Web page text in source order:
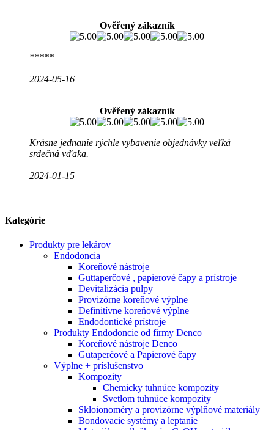
Ověřený zákazník
*****
2024-05-16
Ověřený zákazník
Krásne jednanie rýchle vybavenie objednávky veľká
srdečná vďaka.
2024-01-15
Kategórie
Produkty pre lekárov
Endodoncia
Koreňové nástroje
Guttaperčové , papierové čapy a prístroje
Devitalizácia pulpy
Provizórne koreňové výplne
Definitívne koreňové výplne
Endodontické prístroje
Produkty Endodoncie od firmy Denco
Koreňové nástroje Denco
Gutaperčové a Papierové čapy
Výplne + príslušenstvo
Kompozity
Chemicky tuhnúce kompozity
Svetlom tuhnúce kompozity
Skloionoméry a provizórne výplňové materiály
Bondovacie systémy a leptanie